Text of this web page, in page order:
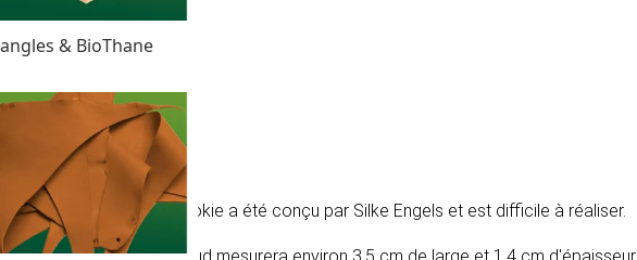
& BioThane
Cookie. Le Flying Cookie a été conçu par Silke Engels et est difficile à réaliser.
550 Type III. Le nœud mesurera environ 3,5 cm de large et 1,4 cm d'épaisseur.